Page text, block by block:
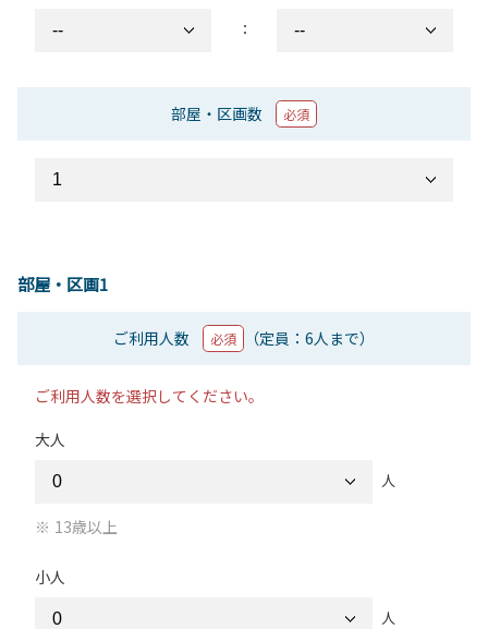
：
部屋・区画数 必須
部屋・区画1
ご利用人数 必須 （定員：6人まで）
ご利用人数を選択してください。
大人
人
13歳以上
小人
人